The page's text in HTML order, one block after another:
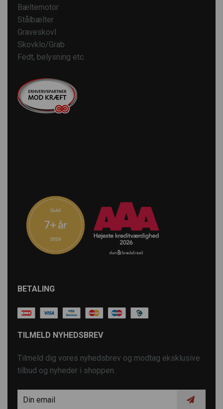
Bæltemotor
Stålbælter
Graveskovl
Skovklo/Grab
Fedt, belysning etc.
BETALING
TILMELD NYHEDSBREV
Tilmeld dig vores nyhedsbrev og modtag eksklusive
tilbud og nyheder i shoppen.